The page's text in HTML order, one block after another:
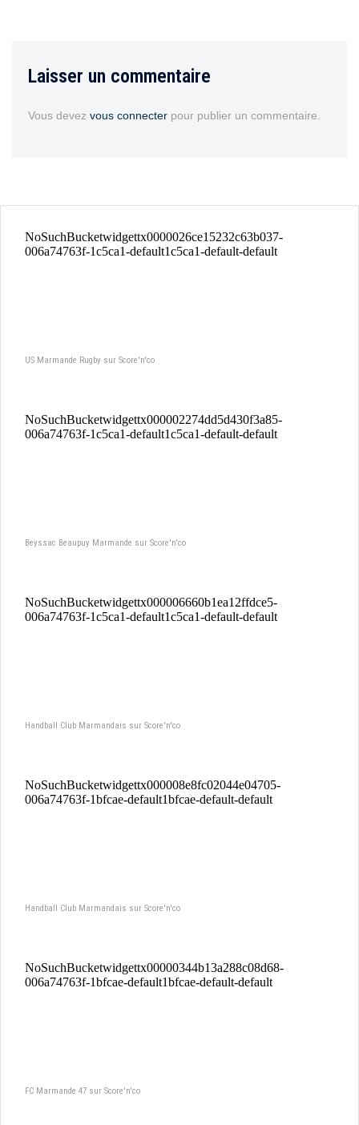
Laisser un commentaire
Vous devez vous connecter pour publier un commentaire.
US Marmande Rugby sur Score'n'co
Beyssac Beaupuy Marmande sur Score'n'co
Handball Club Marmandais sur Score'n'co
Handball Club Marmandais sur Score'n'co
FC Marmande 47 sur Score'n'co